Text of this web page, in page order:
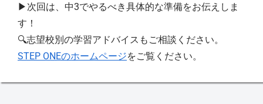
▶次回は、中3でやるべき具体的な準備をお伝えしま
す！
🔍志望校別の学習アドバイスもご相談ください。
STEP ONEのホームページをご覧ください。